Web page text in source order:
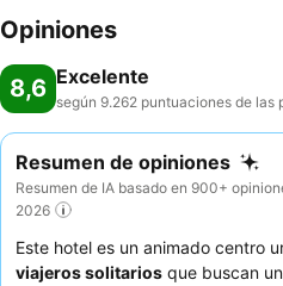
Opiniones
8,6 Excelente
según 9.262 puntuaciones de las
Resumen de opiniones
Resumen de IA basado en 900+
2026
Este hotel es un animado centro
viajeros solitarios que buscan